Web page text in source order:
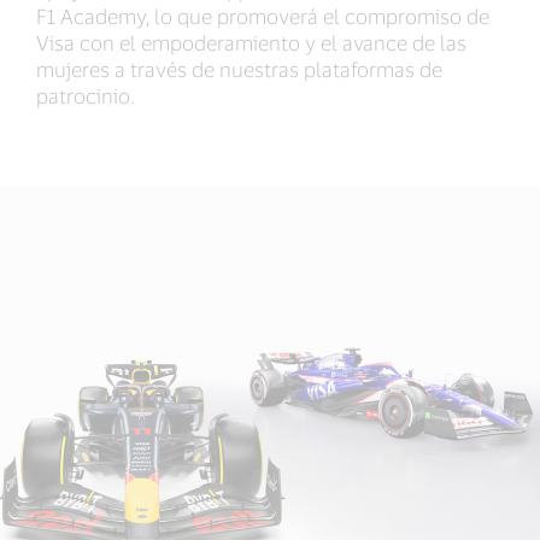
F1 Academy, lo que promoverá el compromiso de
Visa con el empoderamiento y el avance de las
mujeres a través de nuestras plataformas de
patrocinio.